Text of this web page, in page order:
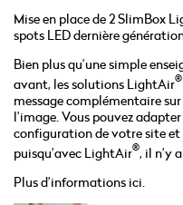
Mise en place de 2 SlimBox
spots LED dernière
Bien plus qu’une simple
avant, les solutions LightAir®
message complémentaire
l’image. Vous pouvez
configuration de votre site et
puisqu’avec LightAir®, il n’y
Plus d’informations ici.